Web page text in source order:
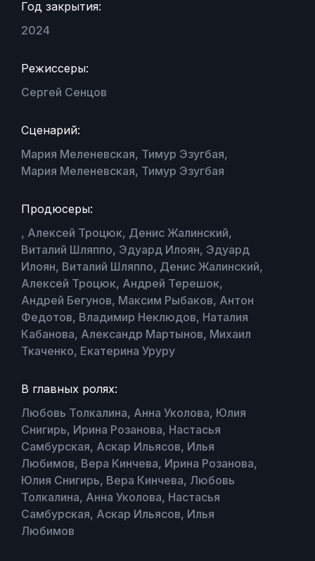
Год закрытия:
2024
Режиссеры:
Сергей Сенцов
Сценарий:
Мария Меленевская, Тимур Эзугбая,
Мария Меленевская, Тимур Эзугбая
Продюсеры:
, Алексей Троцюк, Денис Жалинский,
Виталий Шляппо, Эдуард Илоян, Эдуард
Илоян, Виталий Шляппо, Денис Жалинский,
Алексей Троцюк, Андрей Терешок,
Андрей Бегунов, Максим Рыбаков, Антон
Федотов, Владимир Неклюдов, Наталия
Кабанова, Александр Мартынов, Михаил
Ткаченко, Екатерина Уруру
В главных ролях:
Любовь Толкалина, Анна Уколова, Юлия
Снигирь, Ирина Розанова, Настасья
Самбурская, Аскар Ильясов, Илья
Любимов, Вера Кинчева, Ирина Розанова,
Юлия Снигирь, Вера Кинчева, Любовь
Толкалина, Анна Уколова, Настасья
Самбурская, Аскар Ильясов, Илья
Любимов